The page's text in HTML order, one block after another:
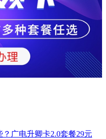
广电升卿卡2.0套餐29元